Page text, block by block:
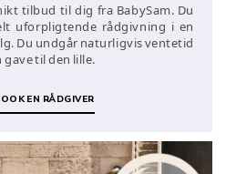
tilbud til dig fra BabySam. Du
uforpligtende rådgivning i en
Du undgår naturligvis ventetid
gave til den lille.
EN RÅDGIVER